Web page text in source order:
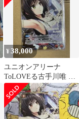
¥38,000
ユニオンアリーナ
ToLOVEる古手川唯 ★2
パラレル